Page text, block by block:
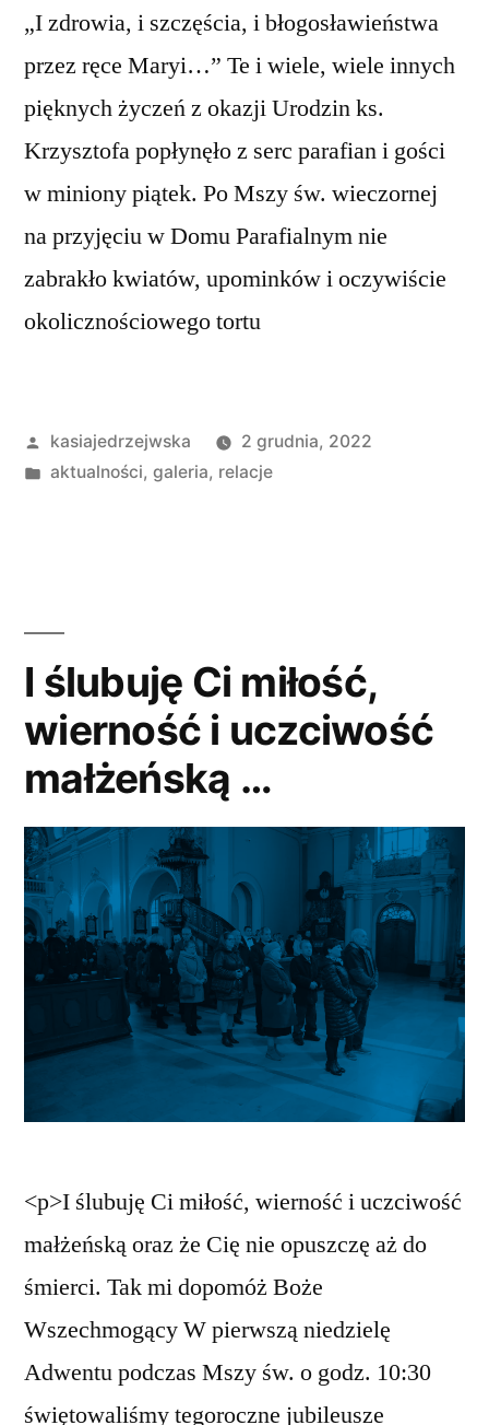
„I zdrowia, i szczęścia, i błogosławieństwa
przez ręce Maryi…” Te i wiele, wiele innych
pięknych życzeń z okazji Urodzin ks.
Krzysztofa popłynęło z serc parafian i gości
w miniony piątek. Po Mszy św. wieczornej
na przyjęciu w Domu Parafialnym nie
zabrakło kwiatów, upominków i oczywiście
okolicznościowego tortu
Opublikowane
przez
kasiajedrzejwska
2 grudnia, 2022
Opublikowano
aktualności, galeria, relacje
I ślubuję Ci miłość,
wierność i uczciwość
małżeńską …
<p>I ślubuję Ci miłość, wierność i uczciwość
małżeńską oraz że Cię nie opuszczę aż do
śmierci. Tak mi dopomóż Boże
Wszechmogący W pierwszą niedzielę
Adwentu podczas Mszy św. o godz. 10:30
świętowaliśmy tegoroczne jubileusze